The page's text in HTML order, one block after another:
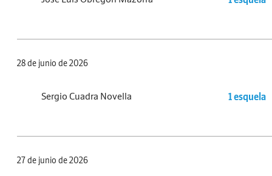
28 de junio de 2026
Sergio Cuadra Novella 1 esquela
27 de junio de 2026